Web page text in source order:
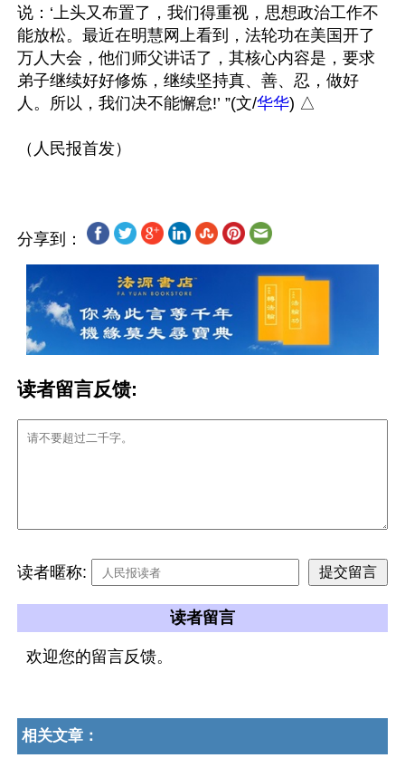
说：‘上头又布置了，我们得重视，思想政治工作不
能放松。最近在明慧网上看到，法轮功在美国开了
万人大会，他们师父讲话了，其核心内容是，要求
弟子继续好好修炼，继续坚持真、善、忍，做好
人。所以，我们决不能懈怠!’ ”(文/华华) △
分享到：
读者留言反馈:
读者暱称:
读者留言
欢迎您的留言反馈。
相关文章：